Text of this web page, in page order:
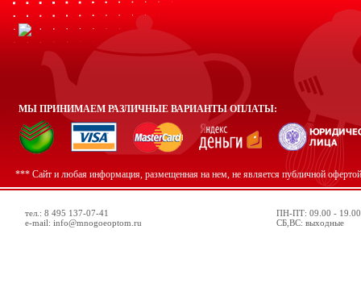
МЫ ПРИНИМАЕМ РАЗЛИЧНЫЕ ВАРИАНТЫ ОПЛАТЫ:
*** Сайт и любая информация, размещенная на нем, не является публичной офертой
тел.: 8 495 137-07-41
e-mail: info@mnogoeoptom.ru
ПН-ПТ: 09.00 - 19.00
СБ,ВС: выходные